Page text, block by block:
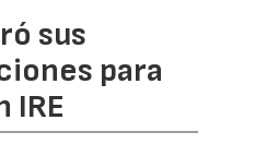
sus
para
IRE